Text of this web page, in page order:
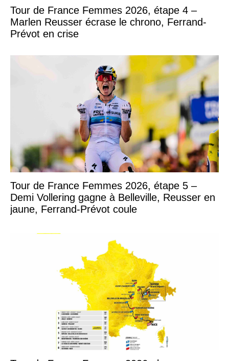
Tour de France Femmes 2026, étape 4 –
Marlen Reusser écrase le chrono, Ferrand-
Prévot en crise
Tour de France Femmes 2026, étape 5 –
Demi Vollering gagne à Belleville, Reusser en
jaune, Ferrand-Prévot coule